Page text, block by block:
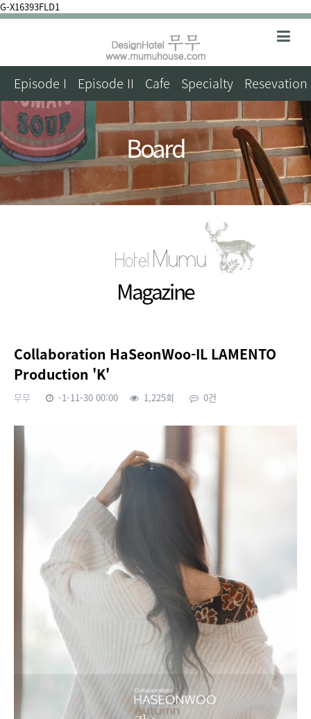
G-X16393FLD1
Episode I Episode II Cafe Specialty Resevation
Board
Magazine
Collaboration HaSeonWoo-IL LAMENTO
Production 'K'
무무 -1-11-30 00:00 1,225회 0건